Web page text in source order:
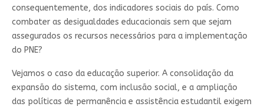
consequentemente, dos indicadores sociais do país. Como
combater as desigualdades educacionais sem que sejam
assegurados os recursos necessários para a implementação
do PNE?
Vejamos o caso da educação superior. A consolidação da
expansão do sistema, com inclusão social, e a ampliação
das políticas de permanência e assistência estudantil exigem